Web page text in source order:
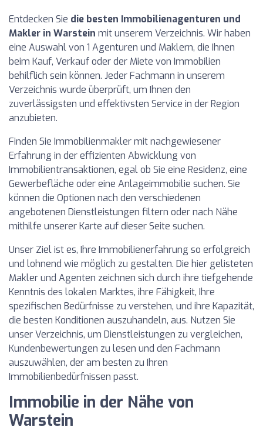
Entdecken Sie die besten Immobilienagenturen und
Makler in Warstein mit unserem Verzeichnis. Wir haben
eine Auswahl von 1 Agenturen und Maklern, die Ihnen
beim Kauf, Verkauf oder der Miete von Immobilien
behilflich sein können. Jeder Fachmann in unserem
Verzeichnis wurde überprüft, um Ihnen den
zuverlässigsten und effektivsten Service in der Region
anzubieten.
Finden Sie Immobilienmakler mit nachgewiesener
Erfahrung in der effizienten Abwicklung von
Immobilientransaktionen, egal ob Sie eine Residenz, eine
Gewerbefläche oder eine Anlageimmobilie suchen. Sie
können die Optionen nach den verschiedenen
angebotenen Dienstleistungen filtern oder nach Nähe
mithilfe unserer Karte auf dieser Seite suchen.
Unser Ziel ist es, Ihre Immobilienerfahrung so erfolgreich
und lohnend wie möglich zu gestalten. Die hier gelisteten
Makler und Agenten zeichnen sich durch ihre tiefgehende
Kenntnis des lokalen Marktes, ihre Fähigkeit, Ihre
spezifischen Bedürfnisse zu verstehen, und ihre Kapazität,
die besten Konditionen auszuhandeln, aus. Nutzen Sie
unser Verzeichnis, um Dienstleistungen zu vergleichen,
Kundenbewertungen zu lesen und den Fachmann
auszuwählen, der am besten zu Ihren
Immobilienbedürfnissen passt.
Immobilie in der Nähe von
Warstein